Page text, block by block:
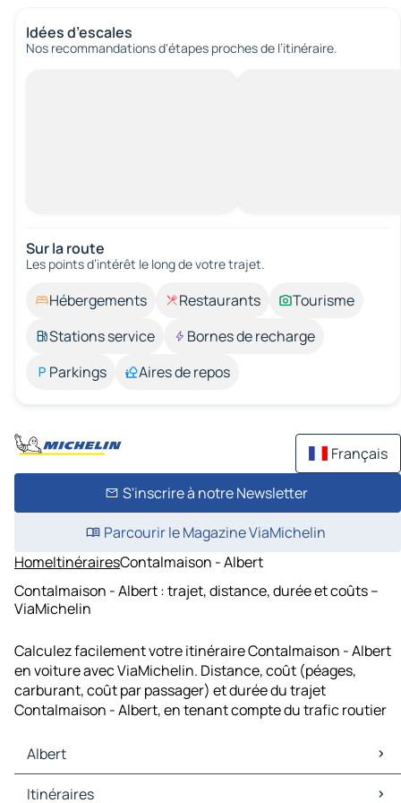
Idées d’escales
Nos recommandations d'étapes proches de l’itinéraire.
Sur la route
Les points d’intérêt le long de votre trajet.
Hébergements Restaurants
Tourisme
Stations service
Bornes de recharge
Parkings
Aires de repos
Français
S'inscrire à notre Newsletter
Parcourir le Magazine ViaMichelin
HomeItinérairesContalmaison - Albert
Contalmaison - Albert : trajet, distance, durée et coûts –
ViaMichelin
Calculez facilement votre itinéraire Contalmaison - Albert
en voiture avec ViaMichelin. Distance, coût (péages,
carburant, coût par passager) et durée du trajet
Contalmaison - Albert, en tenant compte du trafic routier
Albert
Albert Cartes et plans
Itinéraires